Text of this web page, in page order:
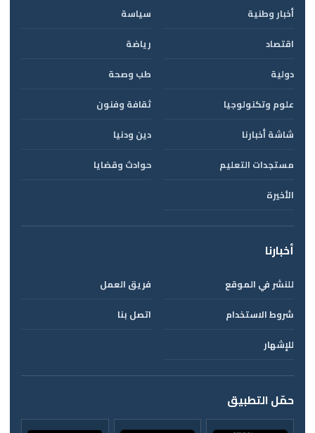
أخبار وطنية
سياسة
اقتصاد
رياضة
دولية
طب وصحة
علوم وتكنولوجيا
ثقافة وفنون
شاشة أخبارنا
دين ودنيا
مستجدات التعليم
حوادث وقضايا
الأخيرة
أخبارنا
للنشر في الموقع
فريق العمل
شروط الاستخدام
اتصل بنا
للإشهار
حمّل التطبيق